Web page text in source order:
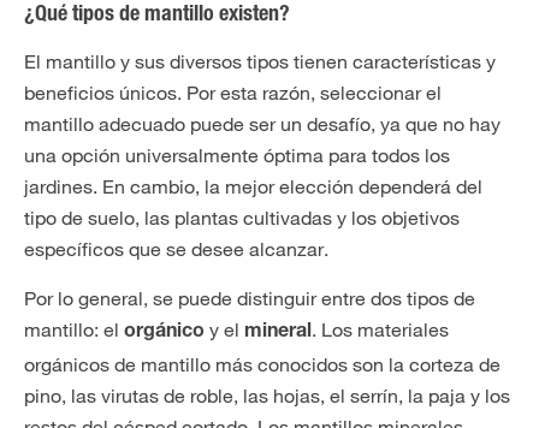
¿Qué tipos de mantillo existen?
El mantillo y sus diversos tipos tienen características y
beneficios únicos. Por esta razón, seleccionar el
mantillo adecuado puede ser un desafío, ya que no hay
una opción universalmente óptima para todos los
jardines. En cambio, la mejor elección dependerá del
tipo de suelo, las plantas cultivadas y los objetivos
específicos que se desee alcanzar.
Por lo general, se puede distinguir entre dos tipos de
mantillo: el orgánico y el mineral. Los materiales
orgánicos de mantillo más conocidos son la corteza de
pino, las virutas de roble, las hojas, el serrín, la paja y los